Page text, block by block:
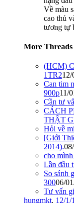
Về màu
cao thủ
tương tự
More Threads
(HCM)
1TR212/
Can tim
900p11/
Cần tư
CÁCH
THẬT
Hỏi về
[Giới
2014).
cho
Lần đầu
So sánh
30006/
Tư vấn
hungmkt, 12/1/